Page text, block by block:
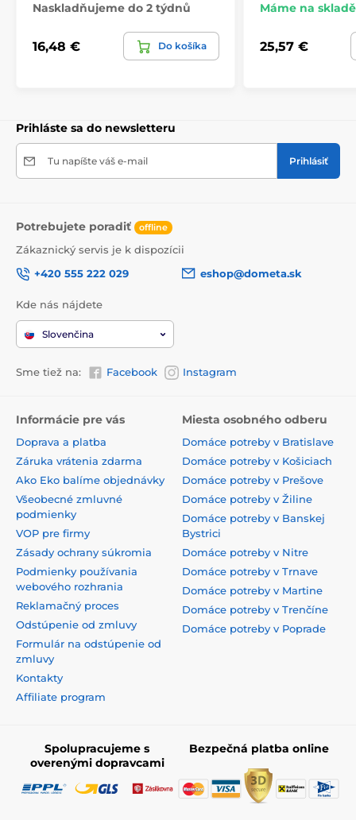
Naskladňujeme do 2 týdnů
16,48 € Do košíka
Máme na skladě
25,57 €
Prihláste sa do newsletteru
Tu napíšte váš e-mail Prihlásiť
Potrebujete poradiť offline
Zákaznický servis je k dispozícii
+420 555 222 029
eshop@dometa.sk
Kde nás nájdete
Slovenčina
Sme tiež na: Facebook Instagram
Informácie pre vás
Doprava a platba
Záruka vrátenia zdarma
Ako Eko balíme objednávky
Všeobecné zmluvné
podmienky
VOP pre firmy
Zásady ochrany súkromia
Podmienky používania
webového rozhrania
Reklamačný proces
Odstúpenie od zmluvy
Formulár na odstúpenie od
zmluvy
Kontakty
Affiliate program
Miesta osobného odberu
Domáce potreby v Bratislave
Domáce potreby v Košiciach
Domáce potreby v Prešove
Domáce potreby v Žiline
Domáce potreby v Banskej
Bystrici
Domáce potreby v Nitre
Domáce potreby v Trnave
Domáce potreby v Martine
Domáce potreby v Trenčíne
Domáce potreby v Poprade
Spolupracujeme s
overenými dopravcami
Bezpečná platba online